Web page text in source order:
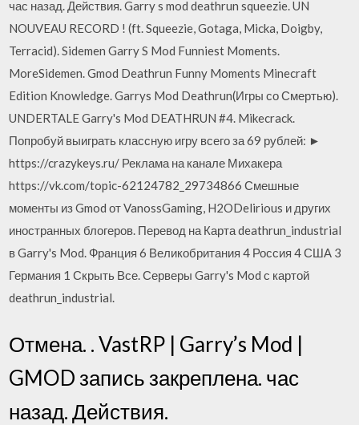
час назад. Действия. Garry s mod deathrun squeezie. UN
NOUVEAU RECORD ! (ft. Squeezie, Gotaga, Micka, Doigby,
Terracid). Sidemen Garry S Mod Funniest Moments.
MoreSidemen. Gmod Deathrun Funny Moments Minecraft
Edition Knowledge. Garrys Mod Deathrun(Игры со Смертью).
UNDERTALE Garry's Mod DEATHRUN #4. Mikecrack.
Попробуй выиграть классную игру всего за 69 рублей: ►
https://crazykeys.ru/ Реклама на канале Михакера
https://vk.com/topic-62124782_29734866 Смешные
моменты из Gmod от VanossGaming, H2ODelirious и других
иностранных блогеров. Перевод на Карта deathrun_industrial
в Garry's Mod. Франция 6 Великобритания 4 Россия 4 США 3
Германия 1 Скрыть Все. Серверы Garry's Mod с картой
deathrun_industrial.
Отмена. . VastRP | Garry’s Mod |
GMOD запись закреплена. час
назад. Действия.